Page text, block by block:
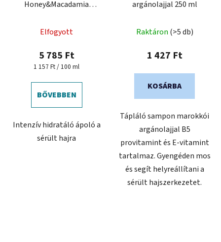
Honey&Macadamia
hajkezelés
Elfogyott
5 785 Ft
Egységár:
1 157 Ft / 100 ml
BŐVEBBEN
Intenzív hidratáló ápoló a
sérült hajra
argánolajjal 250 ml
Raktáron (>5 db)
1 427 Ft
KOSÁRBA
Tápláló sampon marokkói
argánolajjal B5
provitamint és E-vitamint
tartalmaz. Gyengéden mos
és segít helyreállítani a
sérült hajszerkezetet.